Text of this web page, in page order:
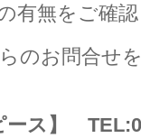
有無をご確
のお問合せ
ース】